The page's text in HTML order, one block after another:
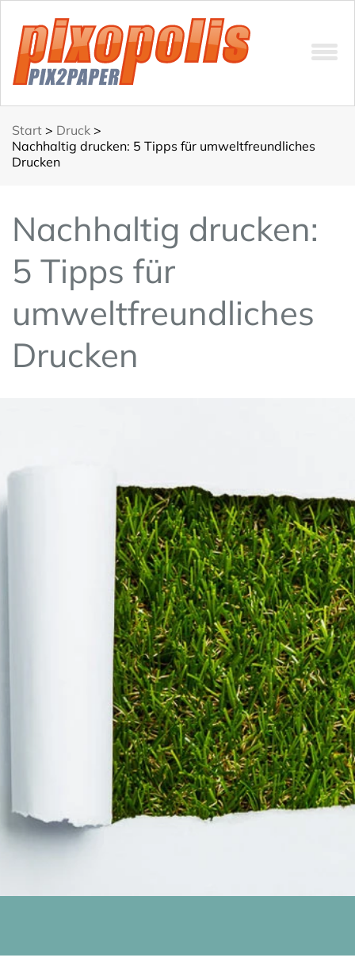
Start > Druck >
Nachhaltig drucken: 5 Tipps für umweltfreundliches
Drucken
Nachhaltig drucken:
5 Tipps für
umweltfreundliches
Drucken